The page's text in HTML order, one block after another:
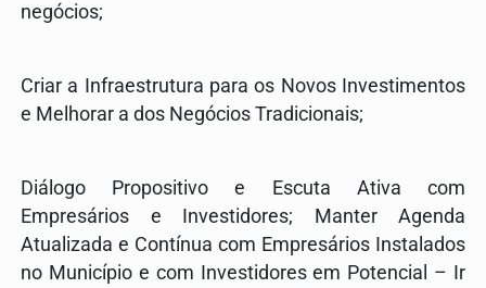
negócios;
Criar a Infraestrutura para os Novos Investimentos
e Melhorar a dos Negócios Tradicionais;
Diálogo Propositivo e Escuta Ativa com
Empresários e Investidores; Manter Agenda
Atualizada e Contínua com Empresários Instalados
no Município e com Investidores em Potencial – Ir